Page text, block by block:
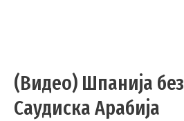
(Видео) Шпанија
Саудиска Арабија